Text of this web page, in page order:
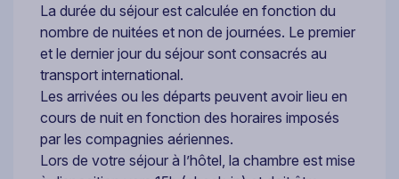
La durée du séjour est calculée en fonction du
nombre de nuitées et non de journées. Le premier
et le dernier jour du séjour sont consacrés au
transport international.
Les arrivées ou les départs peuvent avoir lieu en
cours de nuit en fonction des horaires imposés
par les compagnies aériennes.
Lors de votre séjour à l’hôtel, la chambre est mise